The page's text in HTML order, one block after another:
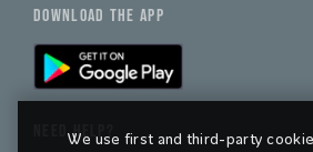
DOWNLOAD THE APP
NEED HELP?
We use first and third-party